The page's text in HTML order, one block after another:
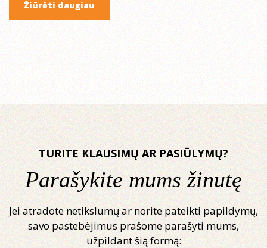
Žiūrėti daugiau
TURITE KLAUSIMŲ AR PASIŪLYMŲ?
Parašykite mums žinutę
Jei atradote netikslumų ar norite pateikti papildymų,
savo pastebėjimus prašome parašyti mums,
užpildant šią formą: